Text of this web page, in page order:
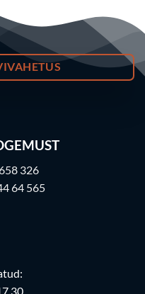
326
64 565